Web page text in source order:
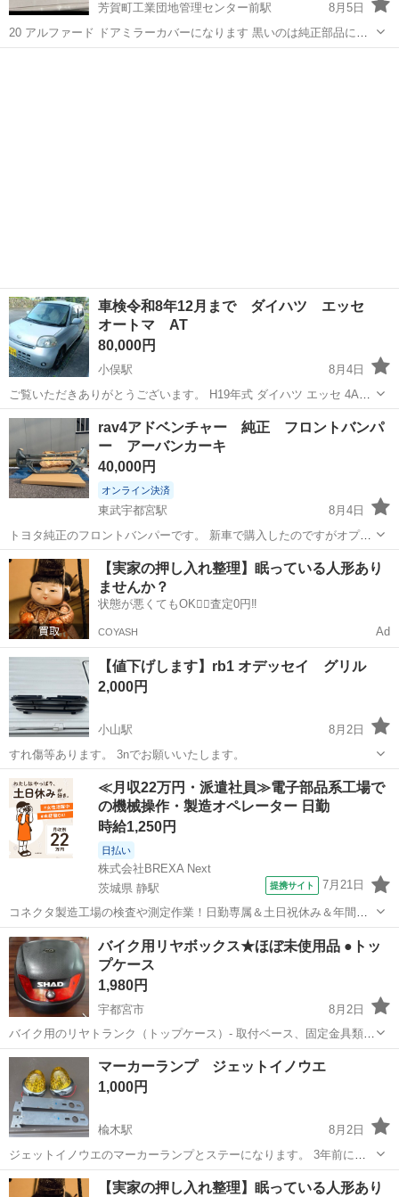
芳賀町工業団地管理センター前駅
8月5日
20 アルファード ドアミラーカバーになります 黒いのは純正部品にな
ります メッキは社外です 見た感じ爪は折れはなさそうです 多少使用
車検令和8年12月まで ダイハツ エッセ
オートマ AT
80,000円
小俣駅
8月4日
ご覧いただきありがとうございます。 H19年式 ダイハツ エッセ 4AT
車検はR8年12月迄 走行距離159000km ▼車両状態 走る、曲がる、止
まる問題ありません。 エアコン、ヒーターも効きます。 エンジンスタ
ー...
栃木 足利市 小俣駅 外装、車外用品
rav4アドベンチャー 純正 フロントバンパ
ー アーバンカーキ
40,000円
オンライン決済
東武宇都宮駅
8月4日
トヨタ純正のフロントバンパーです。 新車で購入したのですがオプシ
ョンで塗装バンパーを購入したため純正のバンパーパーツのみ余って
しまいました。 2025年11月納車で色はアーバンカーキです。 型
式:6AA-AXAH54 申し訳...
栃木 宇都宮市 東武宇都宮駅 外装、車外用品
【実家の押し入れ整理】眠っている人形あり
ませんか？
状態が悪くてもOK🙆‍♀️査定0円‼️
COYASH Ad
【値下げします】rb1 オデッセイ グリル
2,000円
小山駅
8月2日
すれ傷等あります。 3nでお願いいたします。
栃木 小山市 小山駅 外装、車外用品
≪月収22万円・派遣社員≫電子部品系工場で
の機械操作・製造オペレーター 日勤
時給1,250円
日払い
株式会社BREXA Next
茨城県 静駅
提携サイト 7月21日
コネクタ製造工場の検査や測定作業！日勤専属＆土日祝休み＆年間休
日128日★クリーンルーム内作業★マイカー通勤OK＆無料駐車場あり
★就業先食堂利用可！日払い制度あり！《茨城県常陸大宮市》 人気の
工場のお仕事 ◇コネクタ製造工...
茨城 常陸大宮市 静駅 その他
バイク用リヤボックス★ほぼ未使用品 ●トッ
プケース
1,980円
宇都宮市
8月2日
バイク用のリヤトランク（トップケース）- 取付ベース、固定金具類、
純正キー2本 説明書 取付けたのみで殆ど未使用 新品同様 内側・外側
共に傷も無くきれいです。 ロックの作動も問題無し シリコン系の...
栃木 宇都宮市 外装、車外用品
マーカーランプ ジェットイノウエ
1,000円
楡木駅
8月2日
ジェットイノウエのマーカーランプとステーになります。 3年前に購
入したのですが、1度もしようしていません。
栃木 鹿沼市 楡木駅 外装、車外用品
【実家の押し入れ整理】眠っている人形あり